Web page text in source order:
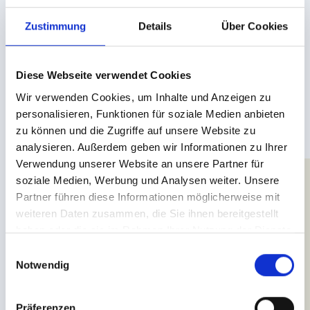
Zustimmung Details Über Cookies
Diese Webseite verwendet Cookies
Wir verwenden Cookies, um Inhalte und Anzeigen zu
personalisieren, Funktionen für soziale Medien anbieten
zu können und die Zugriffe auf unsere Website zu
analysieren. Außerdem geben wir Informationen zu Ihrer
Verwendung unserer Website an unsere Partner für
soziale Medien, Werbung und Analysen weiter. Unsere
Partner führen diese Informationen möglicherweise mit
weiteren Daten zusammen, die Sie ihnen bereitgestellt
haben oder die sie im Rahmen Ihrer Nutzung der Dienste
Notwendig
FAMILIENZEIT SCHENKEN
Ob zu Weihnachten, zum Geburtstag oder zu einem anderen
feierlichen Anlass: Die Gutscheine der Leading Family Hotels
können sich auf exklusive Quality Time mit den Liebsten in
Schenken Sie einen Wertgutschein in der Höhe Ihrer Wahl oder
einen Wellnessgutschein für eine unserer exklusiven Spa-
Behandlungen – Begeisterung ist in jedem Fall garantiert!Für
Kurzentschlossene:Auch als Last-Minute-Geschenk eignen
sich die Gutscheine optimal – einfach online ausdrucken und
verschenken!